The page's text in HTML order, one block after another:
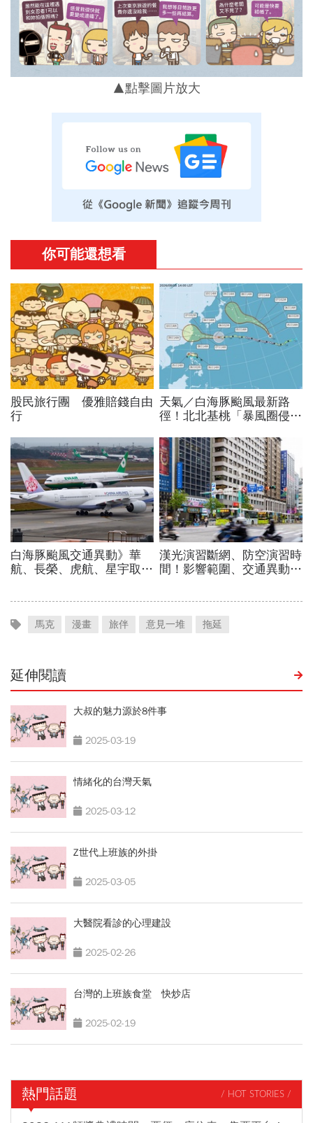
▲點擊圖片放大
馬克 漫畫 旅伴 意見一堆 拖延
延伸閱讀
大叔的魅力源於8件事
2025-03-19
情緒化的台灣天氣
2025-03-12
Z世代上班族的外掛
2025-03-05
大醫院看診的心理建設
2025-02-26
台灣的上班族食堂 快炒店
2025-02-19
熱門話題 / HOT STORIES /